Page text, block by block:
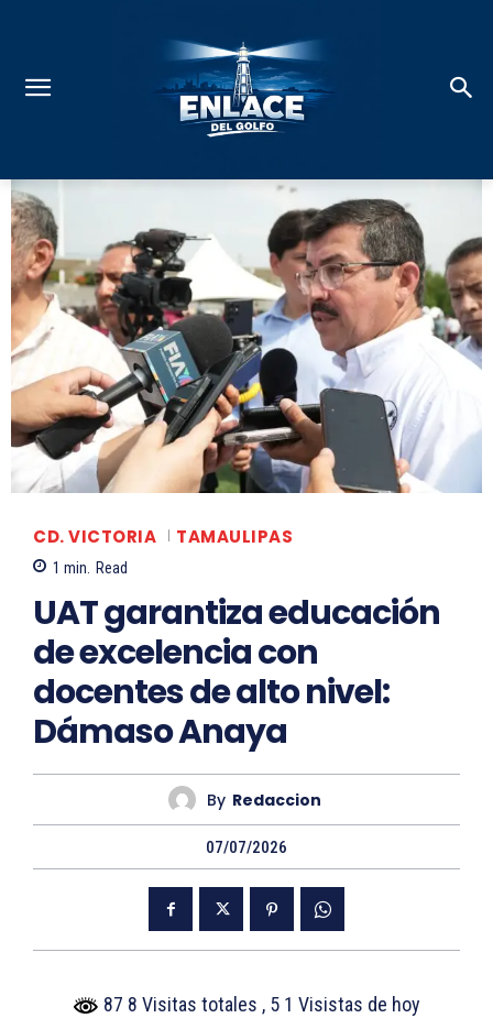
CD. VICTORIA TAMAULIPAS
1 min. Read
UAT garantiza educación
de excelencia con
docentes de alto nivel:
Dámaso Anaya
By Redaccion
07/07/2026
87 8 Visitas totales , 5 1 Visistas de hoy